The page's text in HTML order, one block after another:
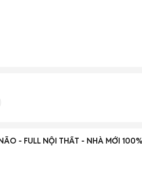
- FULL NỘI THẤT - NHÀ MỚI